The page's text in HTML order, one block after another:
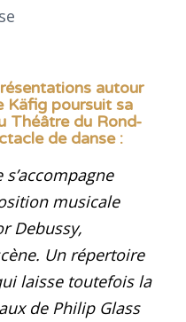
autour
Käfig poursuit sa
Théâtre du Rond-
de danse :
musicale
Debussy,
Un répertoire
laisse toutefois la
de Philip Glass